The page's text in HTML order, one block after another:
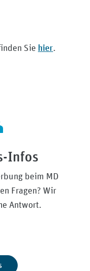
company/md-
Sie hier.
Infos
beim MD
Fragen? Wir
Antwort.